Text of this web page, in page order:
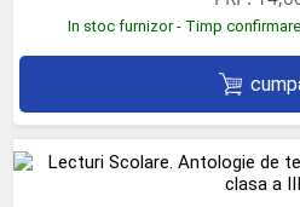
In stoc furnizor - Timp